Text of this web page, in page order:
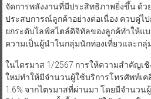
จัดการพลังงานที่มีประสิทธิภาพยิ่งขึ้น ด้ว
ประสบการณ์ลูกค้าอย่างต่อเนื่อง ควบคู่ไ
ยกระดับไลฟ์สไตล์ดิจิทัลของลูกค้ทำให้แ
ความเป็นผู้นำในกลุ่มนักท่องเที่ยวและกลุ่
ในไตรมาส 1/2567 การให้ความสำคัญเ
ใหม่ทำให้มีจำนวนผู้ใช้บริการโทรศัพท์เ
1.6% จากไตรมาสที่ผ่านมา โดยมีจำนว